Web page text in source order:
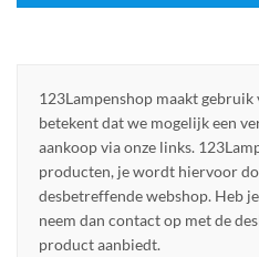
123Lampenshop maakt
betekent dat we mogelijk een
aankoop via onze links.
producten, je wordt hiervoor
desbetreffende webshop. Heb
neem dan contact op met de
product aanbiedt.